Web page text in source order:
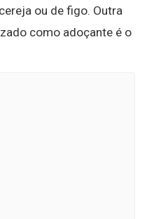
ou de figo. Outra
como adoçante é o